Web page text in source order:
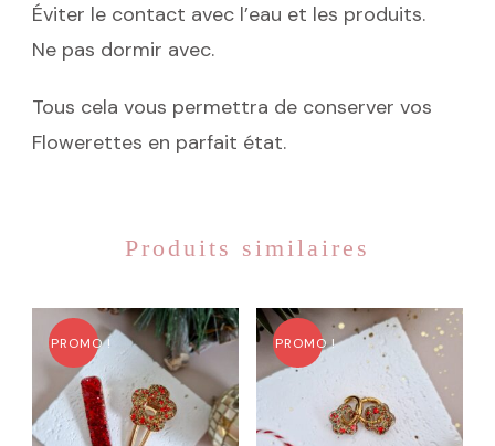
Éviter le contact avec l’eau et les produits.
Ne pas dormir avec.
Tous cela vous permettra de conserver vos
Flowerettes en parfait état.
Produits similaires
PROMO ! PROMO !